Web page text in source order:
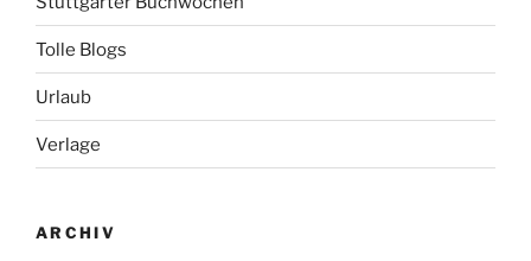
Tolle Blogs
Urlaub
Verlage
ARCHIV